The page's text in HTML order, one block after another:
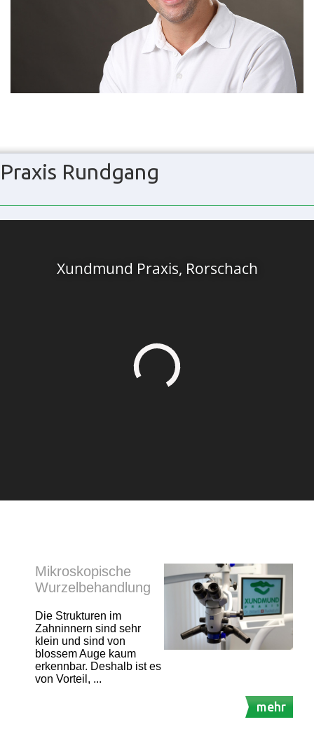
Praxis Rundgang
Mikroskopische
Wurzelbehandlung
Die Strukturen im
Zahninnern sind sehr
klein und sind von
blossem Auge kaum
erkennbar. Deshalb ist es
von Vorteil, ...
mehr